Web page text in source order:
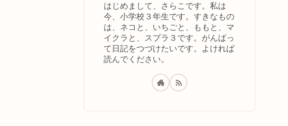
はじめまして、さらこです。私は
今、小学校３年生です。すきなもの
は、ネコと、いちごと、ももと、マ
イクラと、スプラ３です。がんばっ
て日記をつづけたいです。よければ
読んでください。